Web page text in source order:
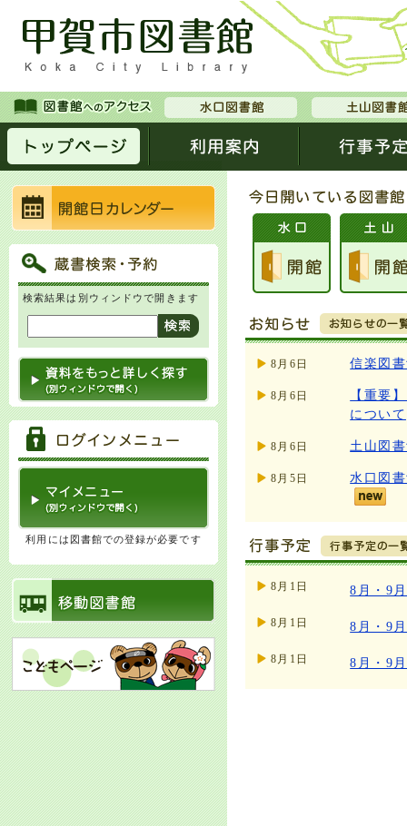
検索結果は別ウィンドウで開きます
利用には図書館での登録が必要です
8月6日 信楽図
8月6日
【重要
について
8月6日 土山図
8月5日 水口図
8月1日 8月・9
8月1日 8月・9
8月1日 8月・9